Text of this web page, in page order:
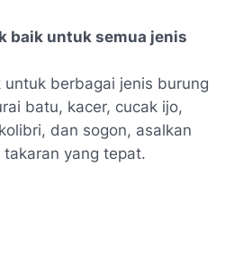
baik untuk semua jenis
untuk berbagai jenis burung
batu, kacer, cucak ijo,
dan sogon, asalkan
yang tepat.